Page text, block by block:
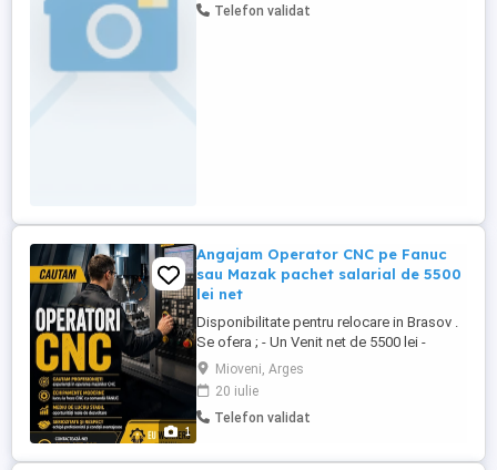
Com. Bradu, StrValea Geamana, nr.66,
Telefon validat
1
Angajam Operator CNC pe Fanuc
sau Mazak pachet salarial de 5500
lei net
Disponibilitate pentru relocare in Brasov .
Se ofera ; - Un Venit net de 5500 lei -
Cazare ( singur in camera) Se cere ; -
Experienta pe sistem de operare Fanuc ,
Mazak - Cunostinte solide de desen
tehnic
Mioveni, Arges
20 iulie
Telefon validat